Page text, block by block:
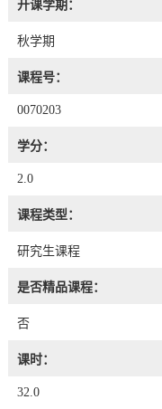
开课学期：
秋学期
课程号：
0070203
学分：
2.0
课程类型：
研究生课程
是否精品课程：
否
课时：
32.0